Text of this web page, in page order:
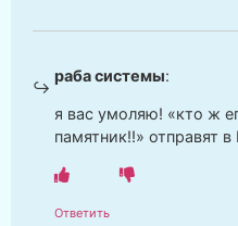
раба системы:
я вас умоляю! «кто ж
памятник!!» отправят
Ответить